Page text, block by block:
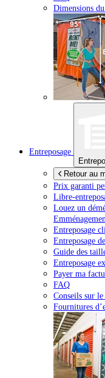
Dimensions
Entreposage
Retour au
Prix garanti
Libre-
Louez un
Entreposage
Entreposage
Guide des
Entreposage
Payer ma
FAQ
Conseils sur
Fournitures